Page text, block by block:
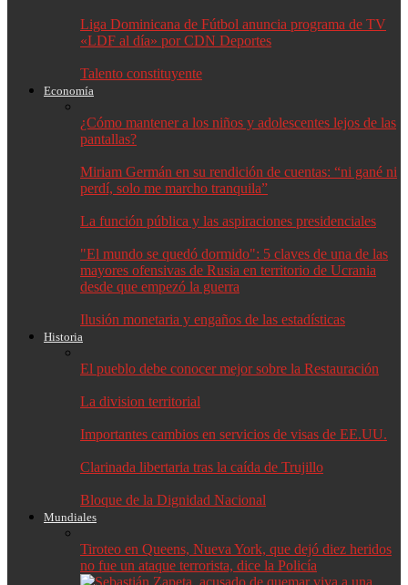
Liga Dominicana de Fútbol anuncia programa de TV
«LDF al día» por CDN Deportes
Talento constituyente
Economía
¿Cómo mantener a los niños y adolescentes lejos de las
pantallas?
Miriam Germán en su rendición de cuentas: “ni gané ni
perdí, solo me marcho tranquila”
La función pública y las aspiraciones presidenciales
"El mundo se quedó dormido": 5 claves de una de las
mayores ofensivas de Rusia en territorio de Ucrania
desde que empezó la guerra
Ilusión monetaria y engaños de las estadísticas
Historia
El pueblo debe conocer mejor sobre la Restauración
La division territorial
Importantes cambios en servicios de visas de EE.UU.
Clarinada libertaria tras la caída de Trujillo
Bloque de la Dignidad Nacional
Mundiales
Tiroteo en Queens, Nueva York, que dejó diez heridos
no fue un ataque terrorista, dice la Policía